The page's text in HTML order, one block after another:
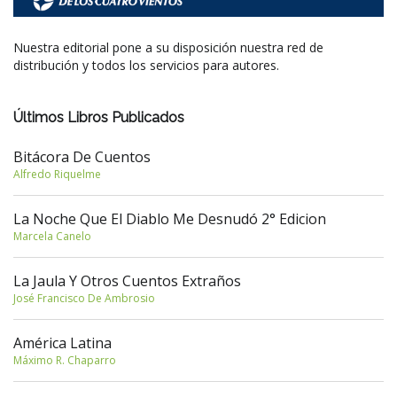
Nuestra editorial pone a su disposición nuestra red de
distribución y todos los servicios para autores.
Últimos Libros Publicados
Bitácora De Cuentos
Alfredo Riquelme
La Noche Que El Diablo Me Desnudó 2° Edicion
Marcela Canelo
La Jaula Y Otros Cuentos Extraños
José Francisco De Ambrosio
América Latina
Máximo R. Chaparro